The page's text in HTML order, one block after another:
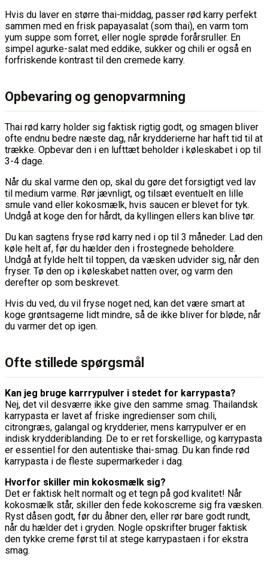
Hvis du laver en større thai-middag, passer rød karry perfekt
sammen med en frisk papayasalat (som thai), en varm tom
yum suppe som forret, eller nogle sprøde forårsruller. En
simpel agurke-salat med eddike, sukker og chili er også en
forfriskende kontrast til den cremede karry.
Opbevaring og genopvarmning
Thai rød karry holder sig faktisk rigtig godt, og smagen bliver
ofte endnu bedre næste dag, når krydderierne har haft tid til at
trække. Opbevar den i en lufttæt beholder i køleskabet i op til
3-4 dage.
Når du skal varme den op, skal du gøre det forsigtigt ved lav
til medium varme. Rør jævnligt, og tilsæt eventuelt en lille
smule vand eller kokosmælk, hvis saucen er blevet for tyk.
Undgå at koge den for hårdt, da kyllingen ellers kan blive tør.
Du kan sagtens fryse rød karry ned i op til 3 måneder. Lad den
køle helt af, før du hælder den i frostegnede beholdere.
Undgå at fylde helt til toppen, da væsken udvider sig, når den
fryser. Tø den op i køleskabet natten over, og varm den
derefter op som beskrevet.
Hvis du ved, du vil fryse noget ned, kan det være smart at
koge grøntsagerne lidt mindre, så de ikke bliver for bløde, når
du varmer det op igen.
Ofte stillede spørgsmål
Kan jeg bruge karrrypulver i stedet for karrypasta?
Nej, det vil desværre ikke give den samme smag. Thailandsk
karrypasta er lavet af friske ingredienser som chili,
citrongræs, galangal og krydderier, mens karrypulver er en
indisk krydderiblanding. De to er ret forskellige, og karrypasta
er essentiel for den autentiske thai-smag. Du kan finde rød
karrypasta i de fleste supermarkeder i dag.
Hvorfor skiller min kokosmælk sig?
Det er faktisk helt normalt og et tegn på god kvalitet! Når
kokosmælk står, skiller den fede kokoscreme sig fra væsken.
Ryst dåsen godt, før du åbner den, eller rør bare godt rundt,
når du hælder det i gryden. Nogle opskrifter bruger faktisk
den tykke creme først til at stege karrypastaen i for ekstra
smag.